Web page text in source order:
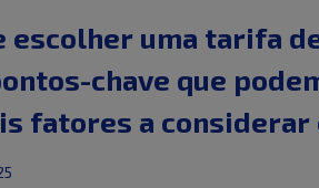
escolher uma tarifa
chave que
fatores a considerar